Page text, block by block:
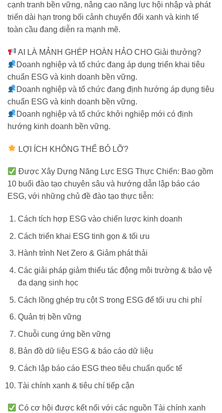
cạnh tranh bền vững, nâng cao năng lực hội nhập và phát
triển dài hạn trong bối cảnh chuyển đổi xanh và kinh tế
toàn cầu đang diễn ra mạnh mẽ.
AI LÀ MẢNH GHÉP HOÀN HẢO CHO Giải thưởng?
Doanh nghiệp và tổ chức đang áp dụng triển khai tiêu
chuẩn ESG và kinh doanh bền vững.
Doanh nghiệp và tổ chức đang định hướng áp dụng tiêu
chuẩn ESG và kinh doanh bền vững.
Doanh nghiệp và tổ chức khởi nghiệp mới có định
hướng kinh doanh bền vững.
LỢI ÍCH KHÔNG THỂ BỎ LỠ?
Được Xây Dựng Năng Lực ESG Thực Chiến: Bao gồm
10 buổi đào tạo chuyên sâu và hướng dẫn lập báo cáo
ESG, với những chủ đề đào tạo thực tiễn:
Cách tích hợp ESG vào chiến lược kinh doanh
Cách triển khai ESG tinh gọn & tối ưu
Hành trình Net Zero & Giảm phát thải
Các giải pháp giảm thiểu tác động môi trường & bảo vệ
đa dạng sinh học
Cách lồng ghép trụ cột S trong ESG để tối ưu chi phí
Quản trị bền vững
Chuỗi cung ứng bền vững
Bản đồ dữ liệu ESG & báo cáo dữ liệu
Cách lập báo cáo ESG theo tiêu chuẩn quốc tế
Tài chính xanh & tiêu chí tiếp cận
Có cơ hội được kết nối với các nguồn Tài chính xanh